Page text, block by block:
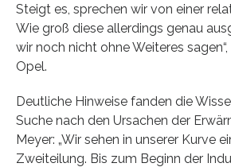
Steigt es, sprechen wir von einer
Wie groß diese allerdings genau
wir noch nicht ohne Weiteres
Opel.
Deutliche Hinweise fanden die
Suche nach den Ursachen der
Meyer: „Wir sehen in unserer Kurve
Zweiteilung. Bis zum Beginn der